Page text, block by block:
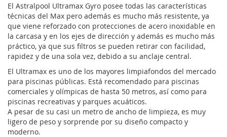
El Astralpool Ultramax Gyro posee todas las características
técnicas del Max pero además es mucho más resistente, ya
que viene reforzado con protecciones de acero inoxidable en
la carcasa y en los ejes de dirección y además es mucho más
práctico, ya que sus filtros se pueden retirar con facilidad,
rapidez y de una sola vez, debido a su anclaje central.
El Ultramax es uno de los mayores limpiafondos del mercado
para piscinas públicas. Está recomendado para piscinas
comerciales y olímpicas de hasta 50 metros, así como para
piscinas recreativas y parques acuáticos.
A pesar de su casi un metro de ancho de limpieza, es muy
ligero de peso y sorprende por su diseño compacto y
moderno.